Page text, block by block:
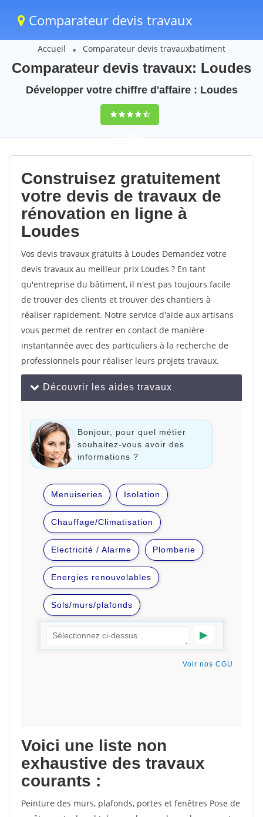
Comparateur devis travaux
Accueil Comparateur devis travauxbatiment
Comparateur devis travaux: Loudes
Développer votre chiffre d'affaire : Loudes
9,5(100%)79
votes
Construisez gratuitement
votre devis de travaux de
rénovation en ligne à
Loudes
Vos devis travaux gratuits à Loudes Demandez votre
devis travaux au meilleur prix Loudes ? En tant
qu'entreprise du bâtiment, il n'est pas toujours facile
de trouver des clients et trouver des chantiers à
réaliser rapidement. Notre service d'aide aux artisans
vous permet de rentrer en contact de manière
instantannée avec des particuliers à la recherche de
professionnels pour réaliser leurs projets travaux.
Voici une liste non
exhaustive des travaux
courants :
Peinture des murs, plafonds, portes et fenêtres Pose de